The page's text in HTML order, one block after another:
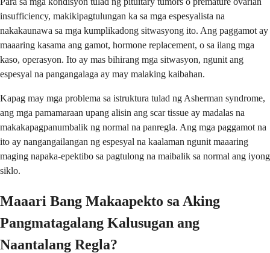
insufficiency, makikipagtulungan ka sa mga espesyalista na
nakakaunawa sa mga kumplikadong sitwasyong ito. Ang paggamot ay
maaaring kasama ang gamot, hormone replacement, o sa ilang mga
kaso, operasyon. Ito ay mas bihirang mga sitwasyon, ngunit ang
espesyal na pangangalaga ay may malaking kaibahan.
Kapag may mga problema sa istruktura tulad ng Asherman syndrome,
ang mga pamamaraan upang alisin ang scar tissue ay madalas na
makakapagpanumbalik ng normal na panregla. Ang mga paggamot na
ito ay nangangailangan ng espesyal na kaalaman ngunit maaaring
maging napaka-epektibo sa pagtulong na maibalik sa normal ang iyong
siklo.
Maaari Bang Makaapekto sa Aking
Pangmatagalang Kalusugan ang
Naantalang Regla?